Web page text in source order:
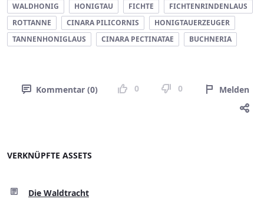
WALDHONIG HONIGTAU FICHTE
FICHTENRINDENLAUS
ROTTANNE
CINARA PILICORNIS
HONIGTAUERZEUGER
TANNENHONIGLAUS
CINARA PECTINATAE BUCHNERIA
Kommentar (0) 0 0 Melden
VERKNÜPFTE ASSETS
Die Waldtracht